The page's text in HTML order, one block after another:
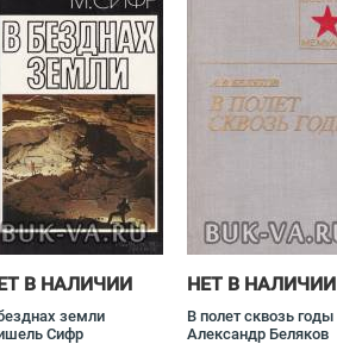
В НАЛИЧИИ
земли
Сифр
НЕТ В НАЛИЧИИ
В полет сквозь годы
Александр Беляков